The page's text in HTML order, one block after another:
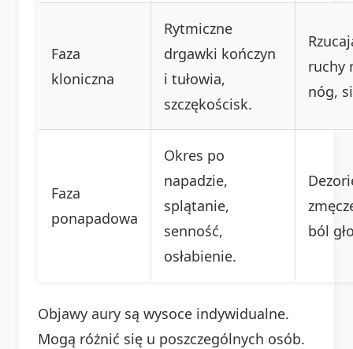
Faza
kloniczna
Rytmiczne
drgawki kończyn
i tułowia,
szczękościsk.
ruchy
nóg,
Faza
ponapadowa
Okres po
napadzie,
splątanie,
senność,
osłabienie.
ból
Objawy aury są wysoce indywidualne.
Mogą różnić się u poszczególnych osób.